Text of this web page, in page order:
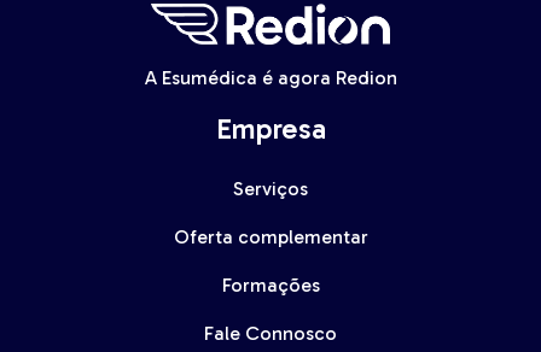
A Esumédica é agora Redion
Empresa
Serviços
Oferta complementar
Formações
Fale Connosco